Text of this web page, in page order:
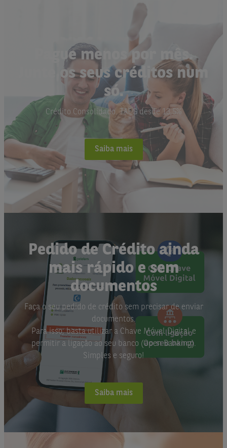
Pague menos por mês.
Junte os seus créditos num
só.
Crédito Consolidado. TAEG desde 13,5%
Saiba mais
Pedido de Crédito ainda
mais rápido e sem
documentos
Faça o seu pedido de crédito sem precisar de enviar
documentos.
Para isso, basta utilizar a Chave Móvel Digital e
permitir a ligação ao seu banco (Open Banking).
Simples e seguro!
Saiba mais